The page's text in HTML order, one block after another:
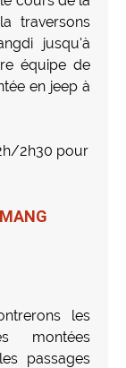
traversons
jusqu’à
équipe de
en jeep à
2h30 pour
les
montées
passages